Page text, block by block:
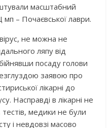
масштабний
– Почаєвської лаври.
не можна не
ляпу від
посаду голови
заявою про
лікарні до
Насправді в лікарні не
медики не були
і невдовзі масово